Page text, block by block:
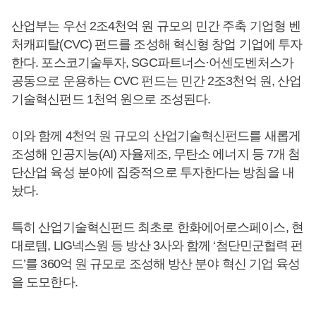
산업부는 우선 2조4천억 원 규모의 민간 주축 기업형 벤
처캐피탈(CVC) 펀드를 조성해 혁신형 창업 기업에 투자
한다. 포스코기술투자, SGC파트너스·어센도벤처스가
공동으로 운용하는 CVC 펀드는 민간 2조3천억 원, 산업
기술혁신펀드 1천억 원으로 조성된다.
이와 함께 4천억 원 규모의 산업기술혁신펀드를 새롭게
조성해 인공지능(AI) 자율제조, 무탄소 에너지 등 7개 첨
단산업 육성 분야에 집중적으로 투자한다는 방침을 내
놨다.
특히 산업기술혁신펀드 최초로 한화에어로스페이스, 현
대로템, LIG넥스원 등 방산 3사와 함께 ‘첨단민군협력 펀
드’를 360억 원 규모로 조성해 방산 분야 혁신 기업 육성
을 도모한다.